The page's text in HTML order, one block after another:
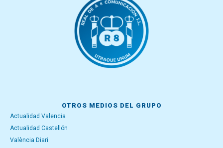
OTROS MEDIOS DEL GRUPO
Actualidad Valencia
Actualidad Castellón
València Diari